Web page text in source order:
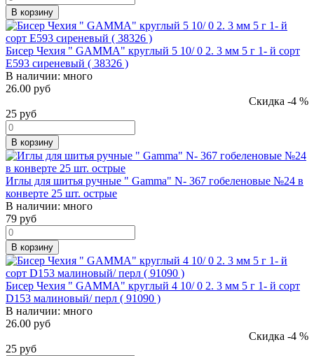
В корзину
Бисер Чехия " GAMMA" круглый 5 10/ 0 2. 3 мм 5 г 1- й сорт
Е593 сиреневый ( 38326 )
В наличии: много
26.00 руб
Скидка -4 %
25 руб
В корзину
Иглы для шитья ручные " Gamma" N- 367 гобеленовые №24 в
конверте 25 шт. острые
В наличии: много
79 руб
В корзину
Бисер Чехия " GAMMA" круглый 4 10/ 0 2. 3 мм 5 г 1- й сорт
D153 малиновый/ перл ( 91090 )
В наличии: много
26.00 руб
Скидка -4 %
25 руб